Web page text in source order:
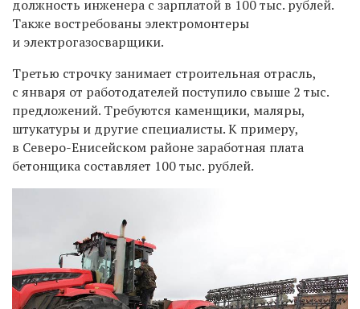
должность инженера с зарплатой в 100 тыс. рублей.
Также востребованы электромонтеры
и электрогазосварщики.
Третью строчку занимает строительная отрасль,
с января от работодателей поступило свыше 2 тыс.
предложений. Требуются каменщики, маляры,
штукатуры и другие специалисты. К примеру,
в Северо-Енисейском районе заработная плата
бетонщика составляет 100 тыс. рублей.